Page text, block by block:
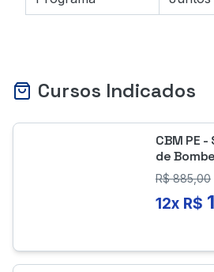
Cursos Indicados
CBM PE
de
R$885,00
12x R$